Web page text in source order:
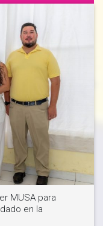
MUSA para
en la